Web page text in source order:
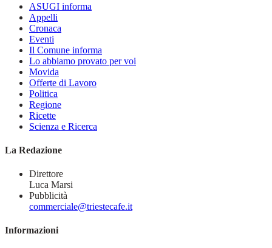
ASUGI informa
Appelli
Cronaca
Eventi
Il Comune informa
Lo abbiamo provato per voi
Movida
Offerte di Lavoro
Politica
Regione
Ricette
Scienza e Ricerca
La Redazione
Direttore
Luca Marsi
Pubblicità
commerciale@triestecafe.it
Informazioni